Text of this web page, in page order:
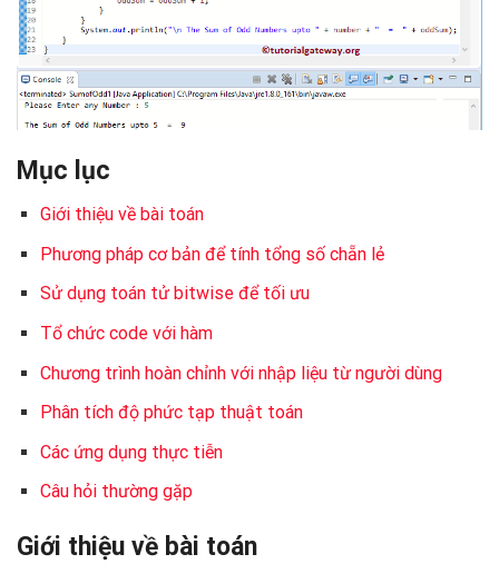
Mục lục
Giới thiệu về bài toán
Phương pháp cơ bản để tính tổng số chẵn lẻ
Sử dụng toán tử bitwise để tối ưu
Tổ chức code với hàm
Chương trình hoàn chỉnh với nhập liệu từ người dùng
Phân tích độ phức tạp thuật toán
Các ứng dụng thực tiễn
Câu hỏi thường gặp
Giới thiệu về bài toán